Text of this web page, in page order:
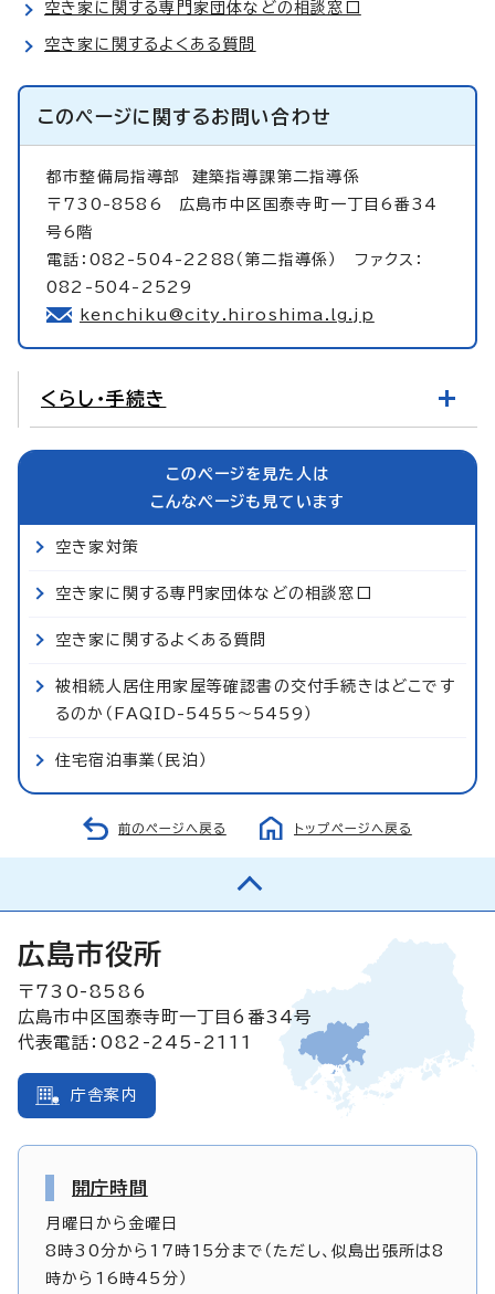
空き家に関する専門家団体などの相談窓口
空き家に関するよくある質問
このページに関するお問い合わせ
都市整備局指導部 建築指導課第二指導係
〒730-8586 広島市中区国泰寺町一丁目6番34
号6階
電話：082-504-2288（第二指導係） ファクス：
082-504-2529
kenchiku@city.hiroshima.lg.jp
くらし・手続き
このページを見た人は
こんなページも見ています
空き家対策
空き家に関する専門家団体などの相談窓口
空き家に関するよくある質問
被相続人居住用家屋等確認書の交付手続きはどこです
るのか（FAQID-5455～5459）
住宅宿泊事業（民泊）
前のページへ戻る トップページへ戻る
広島市役所
〒730-8586
広島市中区国泰寺町一丁目6番34号
代表電話：082-245-2111
庁舎案内
開庁時間
月曜日から金曜日
8時30分から17時15分まで（ただし、似島出張所は8
時から16時45分）